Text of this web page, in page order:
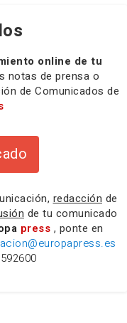
online de tu
notas de prensa o
de Comunicados de
redacción de
de tu comunicado
press , ponte en